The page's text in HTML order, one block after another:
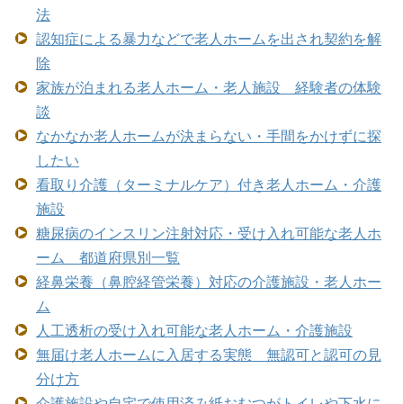
法
認知症による暴力などで老人ホームを出され契約を解
除
家族が泊まれる老人ホーム・老人施設 経験者の体験
談
なかなか老人ホームが決まらない・手間をかけずに探
したい
看取り介護（ターミナルケア）付き老人ホーム・介護
施設
糖尿病のインスリン注射対応・受け入れ可能な老人ホ
ーム 都道府県別一覧
経鼻栄養（鼻腔経管栄養）対応の介護施設・老人ホー
ム
人工透析の受け入れ可能な老人ホーム・介護施設
無届け老人ホームに入居する実態 無認可と認可の見
分け方